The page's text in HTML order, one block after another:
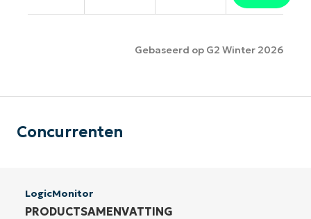
Gebaseerd op G2 Winter 2026
Concurrenten
LogicMonitor
PRODUCTSAMENVATTING